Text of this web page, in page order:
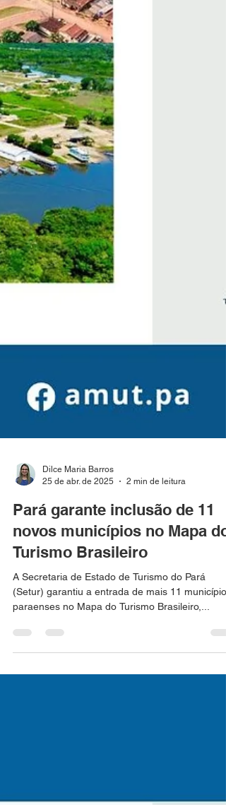
Dilce Maria Barros
25 de abr. de 2025
2 min de leitura
Pará garante inclusão de 11
novos municípios no Mapa do
Turismo Brasileiro
(Setur) garantiu a entrada de mais 11 municípios
paraenses no Mapa do Turismo Brasileiro,...